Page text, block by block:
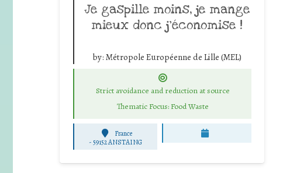
Je gaspille moins, je mange
mieux donc j’économise !
by: Métropole Européenne de Lille (MEL)
Strict avoidance and reduction at source
Thematic Focus: Food Waste
France
- 59152 ANSTAING